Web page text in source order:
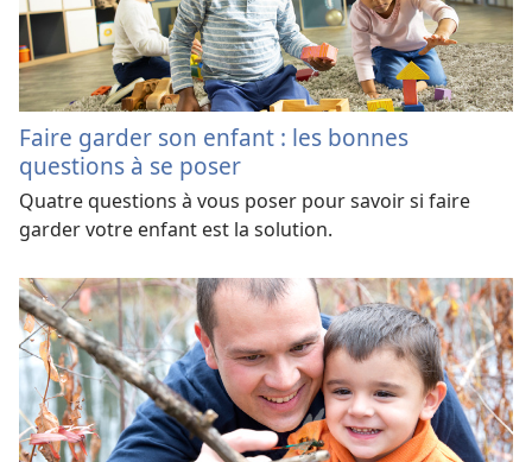
Faire garder son enfant : les bonnes
questions à se poser
Quatre questions à vous poser pour savoir si faire
garder votre enfant est la solution.